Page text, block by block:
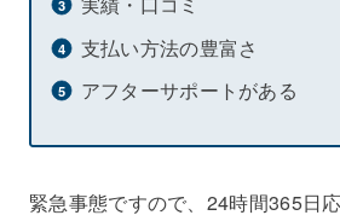
支払い方法の豊富さ
アフターサポートがある
緊急事態ですので、24時間365日